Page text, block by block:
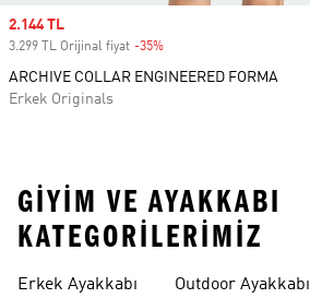
Sale price
2.144 TL
3.299 TL Orijinal fiyat -35%
ARCHIVE COLLAR ENGINEERED FORMA
Erkek Originals
GIYIM VE AYAKKABI
KATEGORILERIMIZ
Erkek Ayakkabı Outdoor Ayakkabı